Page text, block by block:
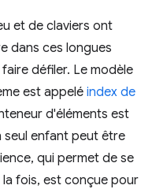
et de claviers ont
dans ces longues
défiler. Le modèle
est appelé index de
d'éléments est
seul enfant peut être
qui permet de se
fois, est conçue pour